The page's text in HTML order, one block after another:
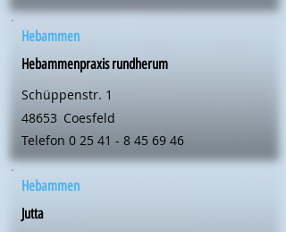
Hebammen
Hebammenpraxis rundherum
Schüppenstr. 1
48653 Coesfeld
Telefon 0 25 41 - 8 45 69 46
Hebammen
Jutta